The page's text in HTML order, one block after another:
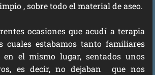
, sobre todo el material de aseo.
ocasiones que acudí a terapia
estabamos tanto familiares
en el mismo lugar, sentados unos
es decir, no dejaban que nos